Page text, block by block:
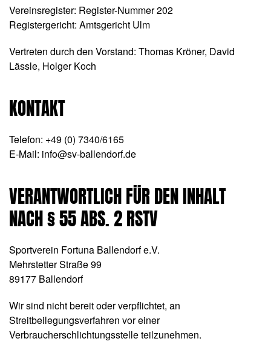
Vereinsregister: Register-Nummer 202
Registergericht: Amtsgericht Ulm
Vertreten durch den Vorstand: Thomas Kröner, David
Lässle, Holger Koch
KONTAKT
Telefon: +49 (0) 7340/6165
E-Mail: info@sv-ballendorf.de
VERANTWORTLICH FÜR DEN INHALT
NACH § 55 ABS. 2 RSTV
Sportverein Fortuna Ballendorf e.V.
Mehrstetter Straße 99
89177 Ballendorf
Wir sind nicht bereit oder verpflichtet, an
Streitbeilegungsverfahren vor einer
Verbraucherschlichtungsstelle teilzunehmen.